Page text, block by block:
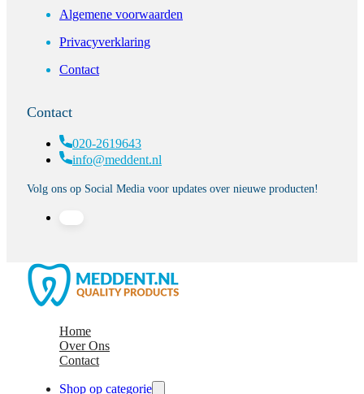
Algemene voorwaarden
Privacyverklaring
Contact
Contact
020-2619643
info@meddent.nl
Volg ons op Social Media voor updates over nieuwe producten!
Home
Over Ons
Contact
Shop op categorie